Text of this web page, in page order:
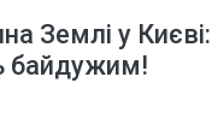
Землі у
байдужим!